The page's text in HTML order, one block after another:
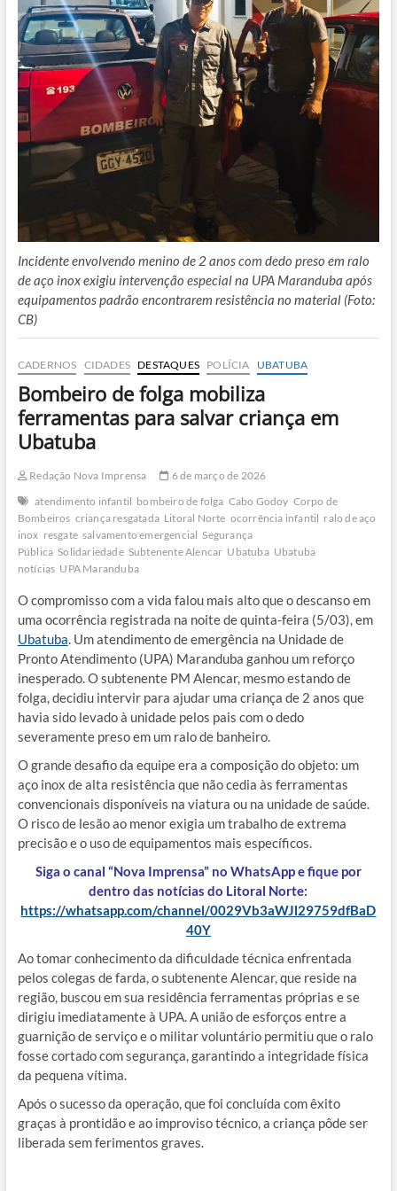
Incidente envolvendo menino de 2 anos com dedo preso em ralo
de aço inox exigiu intervenção especial na UPA Maranduba após
equipamentos padrão encontrarem resistência no material (Foto:
CB)
CADERNOS CIDADES DESTAQUES POLÍCIA UBATUBA
Bombeiro de folga mobiliza
ferramentas para salvar criança em
Ubatuba
Redação Nova Imprensa
6 de março de 2026
atendimento infantil bombeiro de folga Cabo Godoy Corpo de
Bombeiros criança resgatada Litoral Norte ocorrência infantil ralo de aço
inox resgate salvamento emergencial Segurança
Pública Solidariedade Subtenente Alencar Ubatuba Ubatuba
notícias UPA Maranduba
O compromisso com a vida falou mais alto que o descanso em
uma ocorrência registrada na noite de quinta-feira (5/03), em
Ubatuba. Um atendimento de emergência na Unidade de
Pronto Atendimento (UPA) Maranduba ganhou um reforço
inesperado. O subtenente PM Alencar, mesmo estando de
folga, decidiu intervir para ajudar uma criança de 2 anos que
havia sido levado à unidade pelos pais com o dedo
severamente preso em um ralo de banheiro.
O grande desafio da equipe era a composição do objeto: um
aço inox de alta resistência que não cedia às ferramentas
convencionais disponíveis na viatura ou na unidade de saúde.
O risco de lesão ao menor exigia um trabalho de extrema
precisão e o uso de equipamentos mais específicos.
Siga o canal “Nova Imprensa” no WhatsApp e fique por
dentro das notícias do Litoral Norte:
https://whatsapp.com/channel/0029Vb3aWJl29759dfBaD
40Y
Ao tomar conhecimento da dificuldade técnica enfrentada
pelos colegas de farda, o subtenente Alencar, que reside na
região, buscou em sua residência ferramentas próprias e se
dirigiu imediatamente à UPA. A união de esforços entre a
guarnição de serviço e o militar voluntário permitiu que o ralo
fosse cortado com segurança, garantindo a integridade física
da pequena vítima.
Após o sucesso da operação, que foi concluída com êxito
graças à prontidão e ao improviso técnico, a criança pôde ser
liberada sem ferimentos graves.